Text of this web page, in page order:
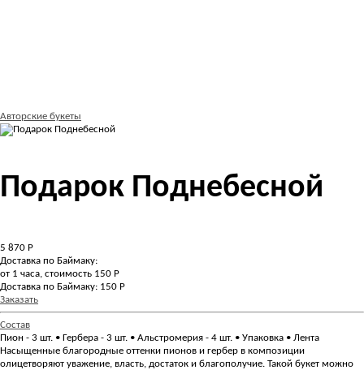
Авторские букеты
Подарок Поднебесной
5 870 Р
Доставка по Баймаку:
от 1 часа, стоимость 150 Р
Доставка по Баймаку: 150 Р
Заказать
Состав
Пион - 3 шт. • Гербера - 3 шт. • Альстромерия - 4 шт. • Упаковка • Лента
Насыщенные благородные оттенки пионов и гербер в композиции
олицетворяют уважение, власть, достаток и благополучие. Такой букет можно